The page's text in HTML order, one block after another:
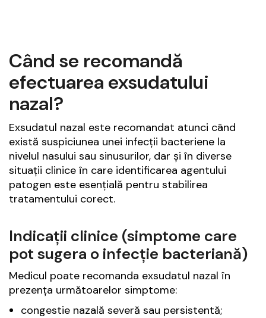
Când se recomandă
efectuarea exsudatului
nazal?
Exsudatul nazal este recomandat atunci când
există suspiciunea unei infecții bacteriene la
nivelul nasului sau sinusurilor, dar și în diverse
situații clinice în care identificarea agentului
patogen este esențială pentru stabilirea
tratamentului corect.
Indicații clinice (simptome care
pot sugera o infecție bacteriană)
Medicul poate recomanda exsudatul nazal în
prezența următoarelor simptome:
congestie nazală severă sau persistentă;